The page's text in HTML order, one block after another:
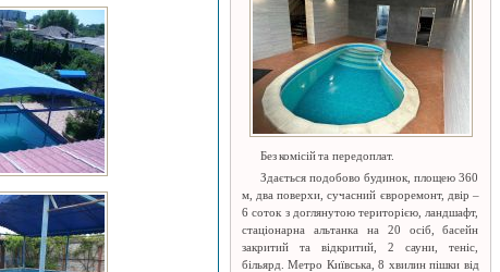
Без комісій та передоплат.
Здається подобово будинок, площею 360
м, два поверхи, сучасний євроремонт, двір –
6 соток з доглянутою територією, ландшафт,
стаціонарна альтанка на 20 осіб, басейн
закритий та відкритий, 2 сауни, теніс,
більярд. Метро Київська, 8 хвилин пішки від